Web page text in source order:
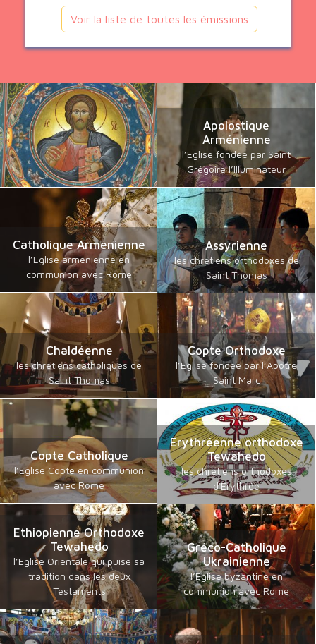
Voir la liste de toutes les émissions
Apolostique
Arménienne
l’Eglise fondée par Saint
Grégoire l’Illuminateur
Catholique Arménienne
l’Eglise arménienne en
communion avec Rome
Assyrienne
les chrétiens orthodoxes de
Saint Thomas
Chaldéenne
les chrétiens catholiques de
Saint Thomas
Copte Orthodoxe
l’Eglise fondée par l’Apôtre
Saint Marc
Copte Catholique
l’Eglise Copte en communion
avec Rome
Erythréenne orthodoxe
Tewahedo
les chrétiens orthodoxes
d'Erythrée
Ethiopienne Orthodoxe
Tewahedo
l’Eglise Orientale qui puise sa
tradition dans les deux
Testaments
Gréco-Catholique
Ukrainienne
l’Eglise byzantine en
communion avec Rome